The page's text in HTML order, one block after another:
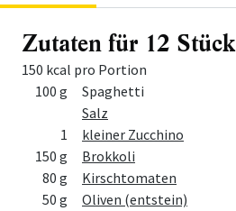
Zutaten für 12 Stück
150 kcal pro Portion
MengeZutat
100 g
Spaghetti
Salz
1
kleiner Zucchino
150 g
Brokkoli
80 g
Kirschtomaten
50 g
Oliven (entstein)